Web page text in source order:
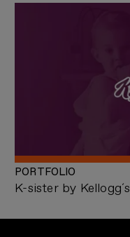
K-sister by Kellogg´s
PORTFOLIO